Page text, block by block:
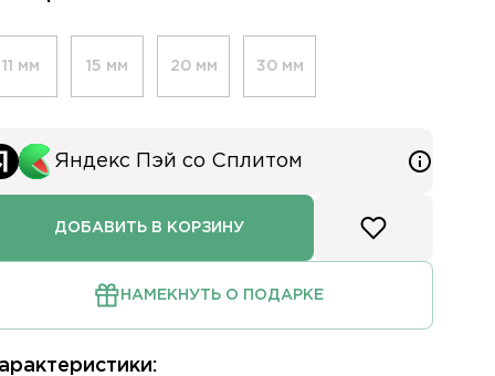
11 мм 15 мм 20 мм 30 мм
Яндекс Пэй со Сплитом
ДОБАВИТЬ В КОРЗИНУ
НАМЕКНУТЬ О ПОДАРКЕ